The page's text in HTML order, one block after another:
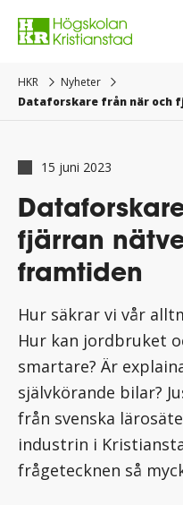
direkt
HKR
Nyheter
Dataforskare från när och
15 juni 2023
fjärran
framtiden
Hur säkrar vi vår
Hur kan jordbruket
smartare? Är
självkörande bilar?
från svenska
industrin i
frågetecknen så